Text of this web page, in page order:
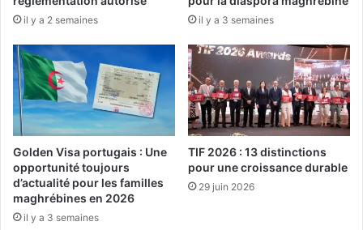
d
s
d
e
v
a
e
t
a
u
t
r
a
c
s
e
s
r
e
p
il y a 2 semaines il y a 3 semaines
Golden Visa portugais : Une
opportunité toujours
d’actualité pour les familles
maghrébines en 2026
il y a 3 semaines
TIF 2026 : 13 distinctions
pour une croissance durable
29 juin 2026